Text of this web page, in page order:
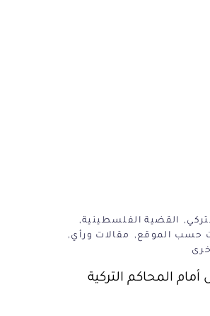
القضية الفلسطينية
حسب الموقع
مقالات ورأي
أمام المحاكم التركية